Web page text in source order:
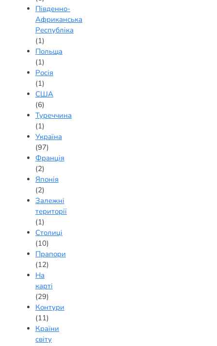
Південно-
Африканська
Республіка
(1)
Польща
(1)
Росія
(1)
США
(6)
Туреччина
(1)
Україна
(97)
Франція
(2)
Японія
(2)
Залежні
території
(1)
Столиці
(10)
Прапори
(12)
На
карті
(29)
Контури
(11)
Країни
світу